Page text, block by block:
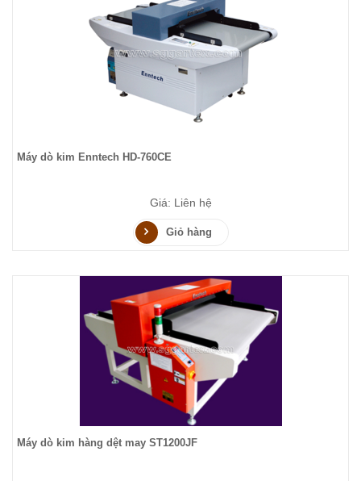
Máy dò kim Enntech HD-760CE
Giá: Liên hệ
Giỏ hàng
Máy dò kim hàng dệt may ST1200JF